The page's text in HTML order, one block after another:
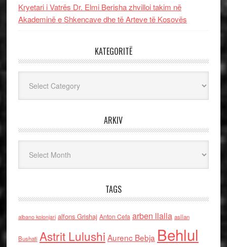
Kryetari i Vatrës Dr. Elmi Berisha zhvilloi takim në
Akademinë e Shkencave dhe të Arteve të Kosovës
KATEGORITË
ARKIV
TAGS
albano kolonjari alfons Grishaj Anton Cefa arben llalla asllan
Bushati Astrit Lulushi Aurenc Bebja Behlul